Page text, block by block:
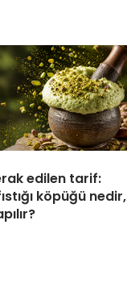
edilen tarif:
köpüğü nedir,